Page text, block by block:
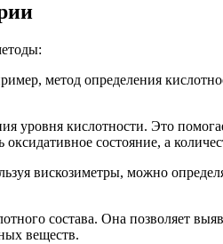
метод определения
уровня кислотности. Это
состояние, а
вискозиметры, можно
состава. Она позволяет
веществ.